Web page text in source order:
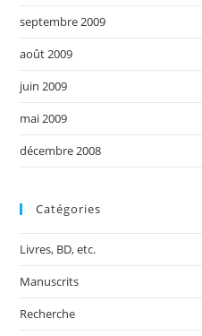
septembre 2009
août 2009
juin 2009
mai 2009
décembre 2008
Catégories
Livres, BD, etc.
Manuscrits
Recherche